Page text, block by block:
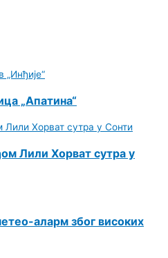
„Апатина“
Лили Хорват сутра у
аларм због високих